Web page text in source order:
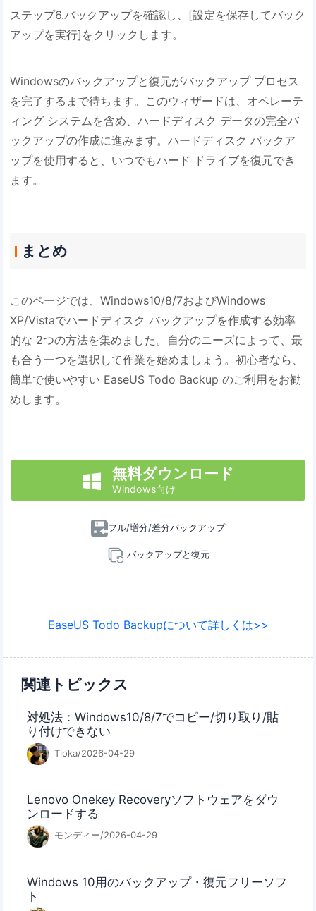
ステップ6.バックアップを確認し、[設定を保存してバック
アップを実行]をクリックします。
Windowsのバックアップと復元がバックアップ プロセス
を完了するまで待ちます。このウィザードは、オペレーテ
ィング システムを含め、ハードディスク データの完全バ
ックアップの作成に進みます。ハードディスク バックア
ップを使用すると、いつでもハード ドライブを復元でき
ます。
まとめ
このページでは、Windows10/8/7およびWindows
XP/Vistaでハードディスク バックアップを作成する効率
的な 2つの方法を集めました。自分のニーズによって、最
も合う一つを選択して作業を始めましょう。初心者なら、
簡単で使いやすい EaseUS Todo Backup のご利用をお勧
めします。
 無料ダウンロード
Windows向け
フル/増分/差分バックアップ
バックアップと復元
EaseUS Todo Backupについて詳しくは>>
関連トピックス
対処法：Windows10/8/7でコピー/切り取り/貼
り付けできない
Tioka/2026-04-29
Lenovo Onekey Recoveryソフトウェアをダウ
ンロードする
モンディー/2026-04-29
Windows 10用のバックアップ・復元フリーソフ
ト